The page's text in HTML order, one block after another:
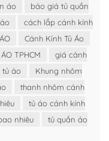
áo
báo giá tủ quần
cách lắp cánh kính
Cánh Kính Tủ Áo
TPHCM
giá cánh
tủ áo
Khung nhôm
thanh nhôm cánh
tủ áo cánh kính
nhiêu
tủ quần áo